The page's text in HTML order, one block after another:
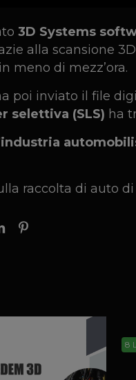
3D Systems
alla scansione
meno di mezz’ora.
poi inviato il file
selettiva (SLS) ha
raccolta di auto di
8